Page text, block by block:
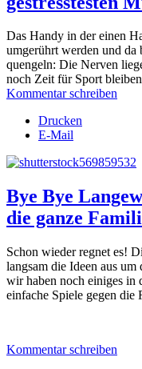
Das Handy in der einen
umgerührt werden und da
quengeln: Die Nerven
noch Zeit für Sport
Kommentar schreiben
Drucken
E-Mail
Bye Bye
die ganze
Schon wieder regnet es!
langsam die Ideen aus
wir haben noch einiges in
einfache Spiele gegen die
Kommentar schreiben